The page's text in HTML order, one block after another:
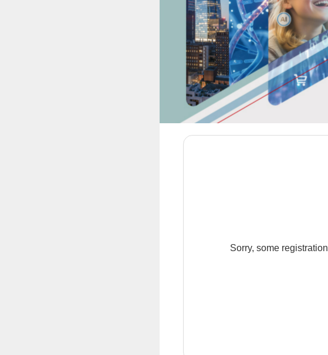
Sorry, some